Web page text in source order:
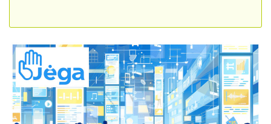
suteikdamas daugiau susisiekimo galimybių tiek
dviratininkams. Gyventojai ragina atlikti techninę,
ekonominę ir transporto analizę, organizuoti viešas
konsultacijas ir integruoti projektą į ilgalaikius miesto
planus, siekiant užtikrinti transporto sistemos patikimumą
ir prisitaikymą prie sparčiai augančio miesto poreikių.